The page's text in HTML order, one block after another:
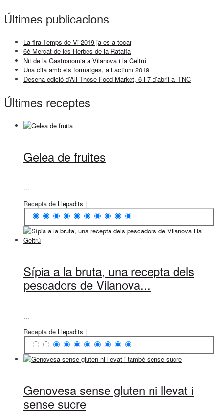
Últimes publicacions
La fira Temps de Vi 2019 ja es a tocar
6è Mercat de les Herbes de la Ratafia
Nit de la Gastronomia a Vilanova i la Geltrú
Una cita amb els formatges, a Lactium 2019
Desena edició d’All Those Food Market, 6 i 7 d’abril al TNC
Últimes receptes
Gelea de fruites
...
Recepta de Llepadits |
Sípia a la bruta, una recepta dels
pescadors de Vilanova...
...
Recepta de Llepadits |
Genovesa sense gluten ni llevat i
sense sucre